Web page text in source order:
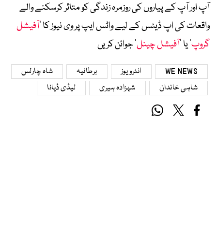
آپ اور آپ کے پیاروں کی روزمرہ زندگی کو متاثر کرسکنے والے
واقعات کی اپ ڈیٹس کے لیے واٹس ایپ پر وی نیوز کا ’آفیشل
گروپ‘ یا ’آفیشل چینل‘ جوائن کریں
WE NEWS انٹرویوز برطانیہ
شاہ چارلس
شاہی خاندان
شہزادہ ہیری لیڈی ڈیانا